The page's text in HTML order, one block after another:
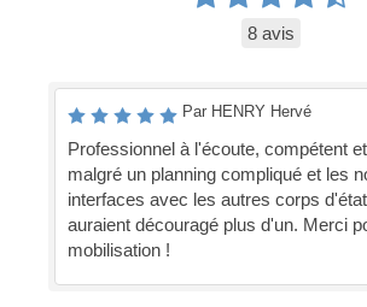
8 avis
Par HENRY Hervé
Professionnel à l'écoute, compétent
malgré un planning compliqué et les
interfaces avec les autres corps
auraient découragé plus d'un. Merci
mobilisation !